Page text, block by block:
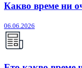
Какво време ни
06.06.2026